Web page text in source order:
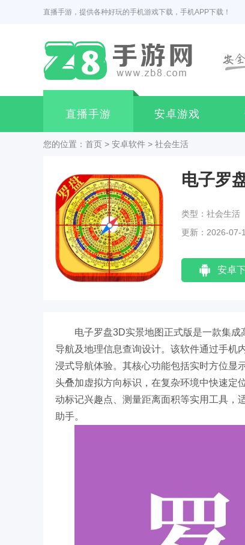
直播手游，提供各种好玩的手机游戏下载，手机APP下载！
直播手游 安卓游戏
您的位置： 首页 > 安卓软件 > 社会生活
类型：社会生活
更新：2026-07-
安卓
电子罗
电子罗盘3D实景地图正式版是一款集
导航及地理信息查询设计。该软件通过手机
浸式导航体验。其核心功能包括实时方位显
头叠加虚拟方向标识，在复杂环境中快速定
动标记兴趣点、测量距离面积等实用工具，
助手。